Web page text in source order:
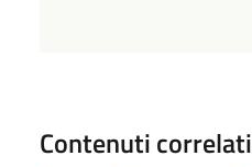
Contenuti correlati